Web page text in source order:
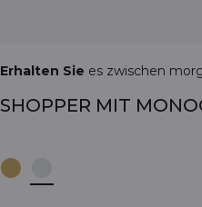
Erhalten Sie es zwischen
SHOPPER MIT